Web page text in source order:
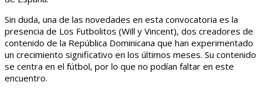
Sin duda, una de las novedades en esta convocatoria es la
presencia de Los Futbolitos (Will y Vincent), dos creadores de
contenido de la República Dominicana que han experimentado
un crecimiento significativo en los últimos meses. Su contenido
se centra en el fútbol, por lo que no podían faltar en este
encuentro.